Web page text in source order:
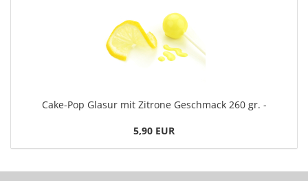
Cake-Pop Glasur mit Zitrone Geschmack 260 gr. -
5,90 EUR